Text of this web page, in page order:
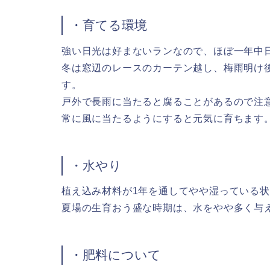
・育てる環境
強い日光は好まないランなので、ほぼ一年中
冬は窓辺のレースのカーテン越し、梅雨明
す。
戸外で長雨に当たると腐ることがあるので注
常に風に当たるようにすると元気に育ちます
・水やり
植え込み材料が1年を通してやや湿っている
夏場の生育おう盛な時期は、水をやや多く与
・肥料について